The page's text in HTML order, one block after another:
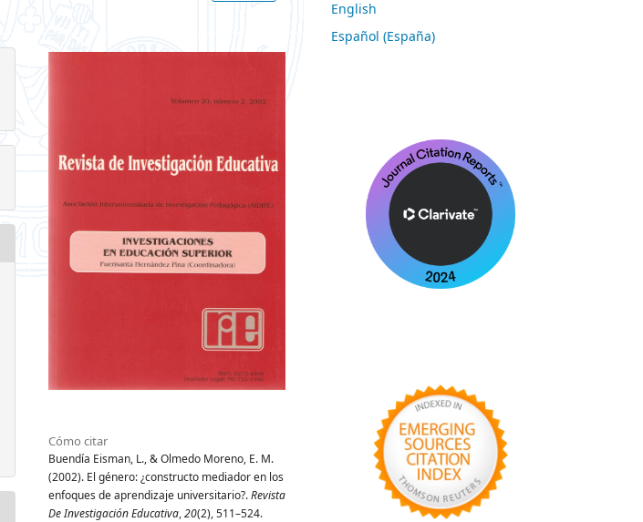
Cómo citar
Buendía Eisman, L., & Olmedo Moreno, E. M.
(2002). El género: ¿constructo mediador en los
enfoques de aprendizaje universitario?.Revista
De Investigación Educativa,20(2), 511–524.
English
Español (España)